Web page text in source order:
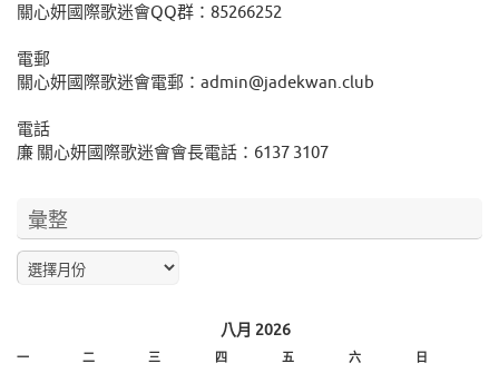
關心妍國際歌迷會QQ群：85266252
電郵
關心妍國際歌迷會電郵：admin@jadekwan.club
電話
廉 關心妍國際歌迷會會長電話：6137 3107
彙整
八月 2026
一 二 三 四 五 六 日